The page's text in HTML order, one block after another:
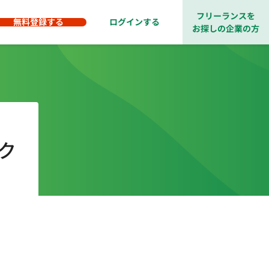
無料登録する ログインする
フリーランスを
お探しの企業の方